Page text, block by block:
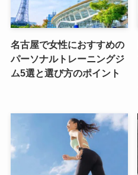
名古屋で女性におすすめの
パーソナルトレーニングジ
ム5選と選び方のポイント